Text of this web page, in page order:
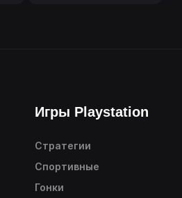
Игры Playstation
Стратегии
Спортивные
Гонки